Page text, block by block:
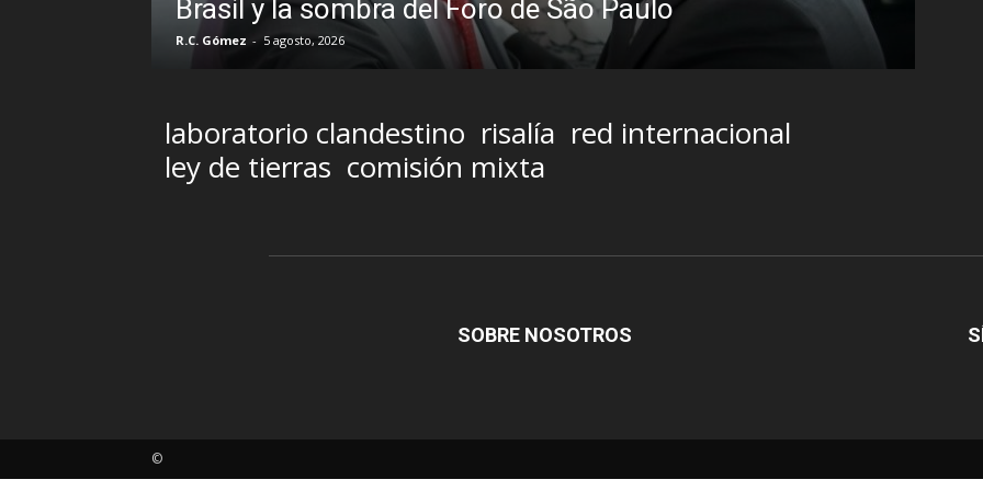
sombra del Foro de São Paulo
streaming sin categoría en
laboratorio clandestino risalía red internacional
ley de tierras comisión mixta
SOBRE NOSOTROS
©